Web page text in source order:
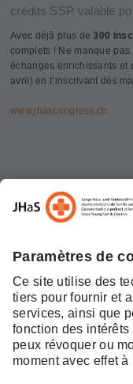
crédits SSP valable
Avec déjà plus de300
complets ! Ne manque
échanges enrichissants et
avril) en t’inscrivant dès
www.jhascongress.ch
« retour
Portrait
Devenir
membre!
Manifestations
Echanger et
participer!
Offres
Congrès